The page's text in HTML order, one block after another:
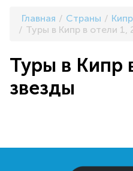
Главная Страны
Кипр
Туры в Кипр в отели 1,
Туры в Кипр
звезды